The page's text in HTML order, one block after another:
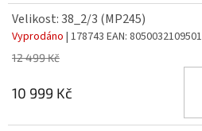
Velikost: 38_2/3 (MP245)
Vyprodáno | 178743 EAN: 8050032109501
12 499 Kč
10 999 Kč